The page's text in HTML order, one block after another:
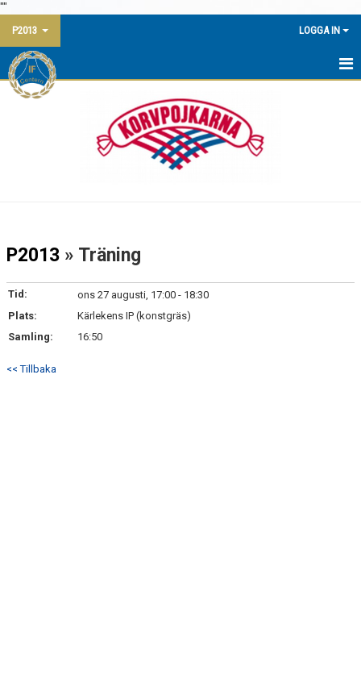
""
P2013
LOGGA IN
HEM
KONTAKT
P2013 » Träning
Tid:
ons 27 augusti, 17:00 - 18:30
Plats:
Kärlekens IP (konstgräs)
Samling:
16:50
<< Tillbaka